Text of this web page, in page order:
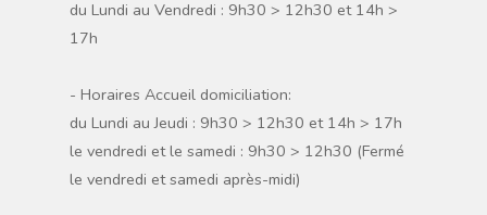
du Lundi au Vendredi : 9h30 > 12h30 et 14h >
17h
- Horaires Accueil domiciliation:
du Lundi au Jeudi : 9h30 > 12h30 et 14h > 17h
le vendredi et le samedi : 9h30 > 12h30 (Fermé
le vendredi et samedi après-midi)